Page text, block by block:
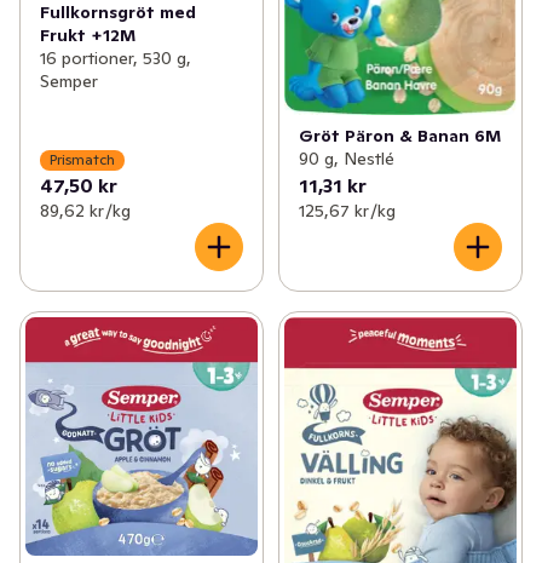
Fullkornsgröt med
Frukt +12M
16 portioner, 530 g,
Semper
Prismatch
47,50 kr
89,62 kr /kg
Gröt Päron & Banan 6M
90 g, Nestlé
11,31 kr
125,67 kr /kg